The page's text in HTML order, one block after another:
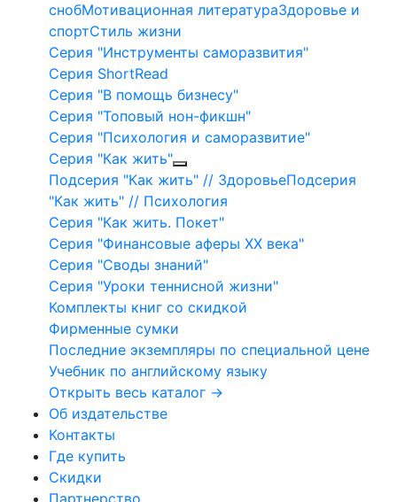
снобМотивационная литератураЗдоровье и
спортСтиль жизни
Серия "Инструменты саморазвития"
Серия ShortRead
Серия "В помощь бизнесу"
Серия "Топовый нон-фикшн"
Серия "Психология и саморазвитие"
Серия "Как жить"
Подсерия "Как жить" // ЗдоровьеПодсерия
"Как жить" // Психология
Серия "Как жить. Покет"
Серия "Финансовые аферы XX века"
Серия "Своды знаний"
Серия "Уроки теннисной жизни"
Комплекты книг со скидкой
Фирменные сумки
Последние экземпляры по специальной цене
Учебник по английскому языку
Открыть весь каталог →
Об издательстве
Контакты
Где купить
Скидки
Партнерство